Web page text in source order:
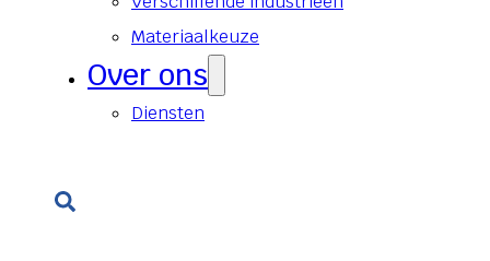
Materiaalkeuze
Over ons
Diensten